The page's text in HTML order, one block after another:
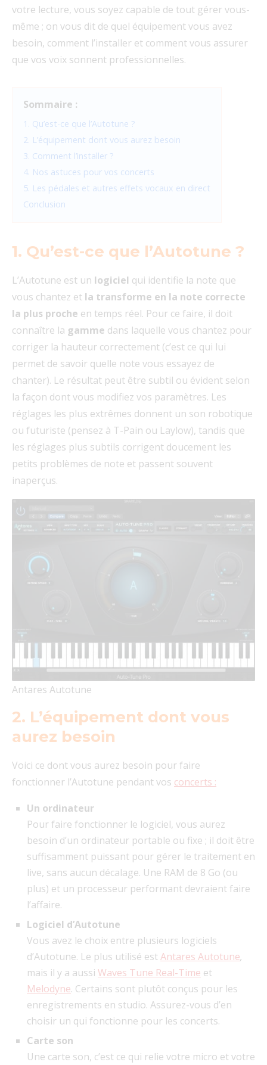
votre lecture, vous soyez capable de tout gérer vous-
même ; on vous dit de quel équipement vous avez
besoin, comment l’installer et comment vous assurer
que vos voix sonnent professionnelles.
Sommaire :
1. Qu’est-ce que l’Autotune ?
2. L’équipement dont vous aurez besoin
3. Comment l’installer ?
4. Nos astuces pour vos concerts
5. Les pédales et autres effets vocaux en direct
Conclusion
1. Qu’est-ce que l’Autotune ?
L’Autotune est un logiciel qui identifie la note que
vous chantez et la transforme en la note correcte
la plus proche en temps réel. Pour ce faire, il doit
connaître la gamme dans laquelle vous chantez pour
corriger la hauteur correctement (c’est ce qui lui
permet de savoir quelle note vous essayez de
chanter). Le résultat peut être subtil ou évident selon
la façon dont vous modifiez vos paramètres. Les
réglages les plus extrêmes donnent un son robotique
ou futuriste (pensez à T-Pain ou Laylow), tandis que
les réglages plus subtils corrigent doucement les
petits problèmes de note et passent souvent
inaperçus.
Antares Autotune
2. L’équipement dont vous
aurez besoin
Voici ce dont vous aurez besoin pour faire
fonctionner l’Autotune pendant vos concerts :
Un ordinateur
Pour faire fonctionner le logiciel, vous aurez
besoin d’un ordinateur portable ou fixe ; il doit être
suffisamment puissant pour gérer le traitement en
live, sans aucun décalage. Une RAM de 8 Go (ou
plus) et un processeur performant devraient faire
l’affaire.
Logiciel d’Autotune
Vous avez le choix entre plusieurs logiciels
d’Autotune. Le plus utilisé estAntares Autotune,
mais il y a aussi Waves Tune Real-Time et
Melodyne. Certains sont plutôt conçus pour les
enregistrements en studio. Assurez-vous d’en
choisir un qui fonctionne pour les concerts.
Carte son
Une carte son, c’est ce qui relie votre micro et votre